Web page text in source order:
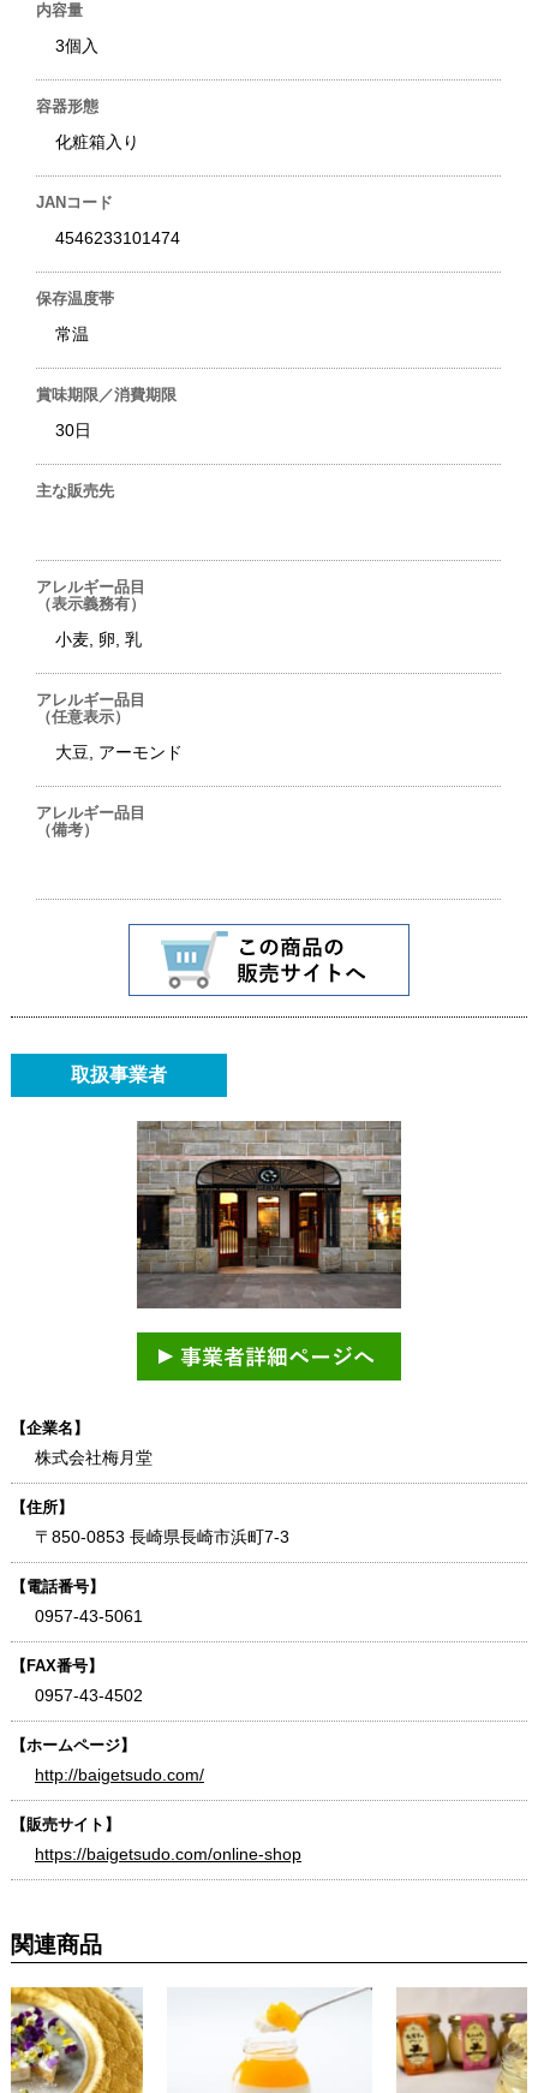
内容量
3個入
容器形態
化粧箱入り
JANコード
4546233101474
保存温度帯
常温
賞味期限／消費期限
30日
主な販売先
アレルギー品目
（表示義務有）
小麦, 卵, 乳
アレルギー品目
（任意表示）
大豆, アーモンド
アレルギー品目
（備考）
取扱事業者
【企業名】
株式会社梅月堂
【住所】
〒850-0853 長崎県長崎市浜町7-3
【電話番号】
0957-43-5061
【FAX番号】
0957-43-4502
【ホームページ】
http://baigetsudo.com/
【販売サイト】
https://baigetsudo.com/online-shop
関連商品